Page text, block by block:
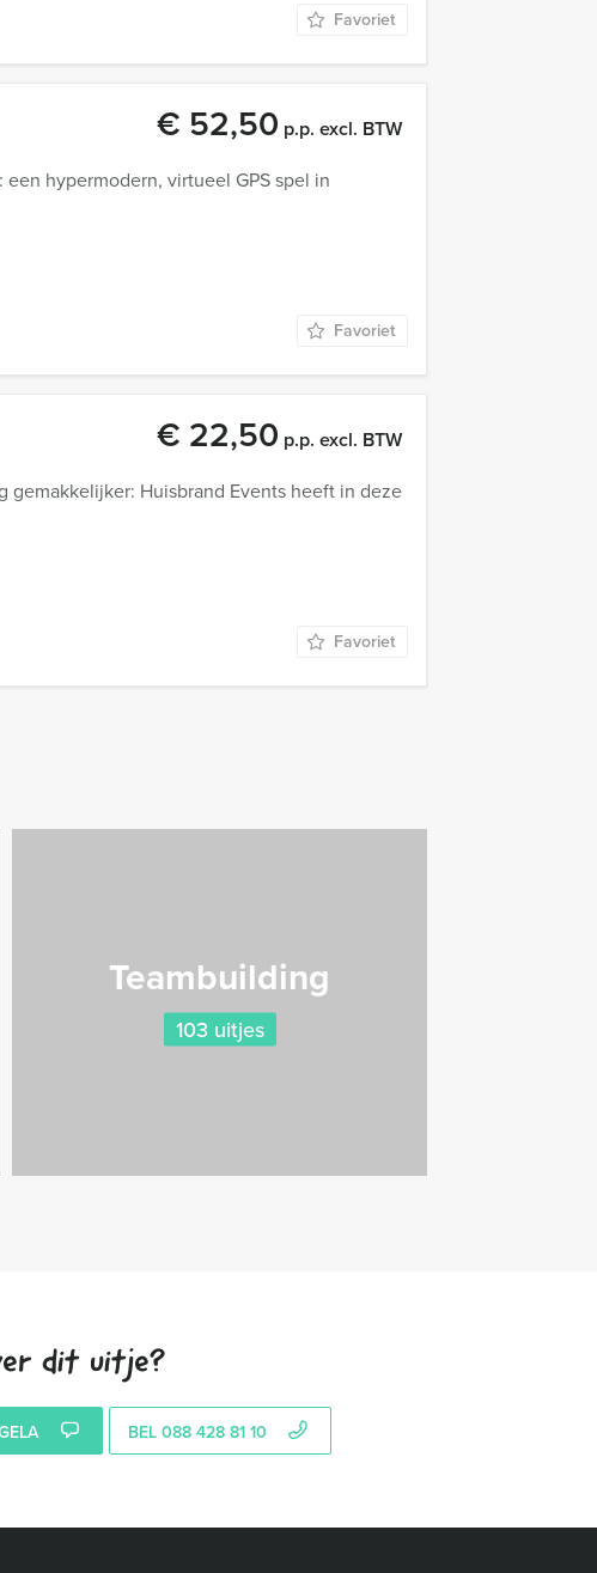
Favoriet
€ 52,50 p.p. excl. BTW
hypermodern, virtueel GPS spel in
Favoriet
€ 22,50 p.p. excl. BTW
gemakkelijker: Huisbrand Events heeft in deze
Favoriet
Teambuilding
103 uitjes
dit uitje?
BEL 088 428 81 10